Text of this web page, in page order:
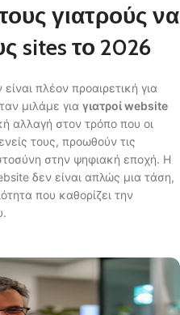
γιατρούς να
sites το 2026
πλέον προαιρετική για
μιλάμε για γιατροί website
αλλαγή στον τρόπο που οι
τους, προωθούν τις
στην ψηφιακή εποχή. Η
δεν είναι απλώς μια τάση,
που καθορίζει την